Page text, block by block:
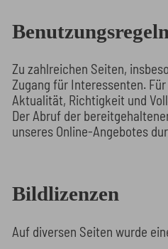
Benutzungsregeln
Zu zahlreichen Seiten,
Zugang für Interessenten.
Aktualität, Richtigkeit und
Der Abruf der
unseres Online-Angebotes
Bildlizenzen
Auf diversen Seiten wurde